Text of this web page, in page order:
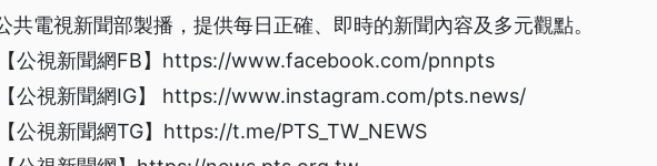
共電視新聞部製播，提供每日正確、即時的新聞內容及多元觀點。
公視新聞網FB】https://www.facebook.com/pnnpts
公視新聞網IG】 https://www.instagram.com/pts.news/
公視新聞網TG】https://t.me/PTS_TW_NEWS